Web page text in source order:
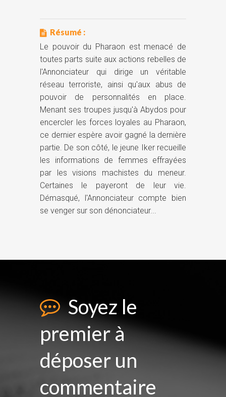
Résumé :
Le pouvoir du Pharaon est menacé de
toutes parts suite aux actions rebelles de
l'Annonciateur qui dirige un véritable
réseau terroriste, ainsi qu'aux abus de
pouvoir de personnalités en place.
Menant ses troupes jusqu'à Abydos pour
encercler les forces loyales au Pharaon,
ce dernier espère avoir gagné la dernière
partie. De son côté, le jeune Iker recueille
les informations de femmes effrayées
par les visions machistes du meneur.
Certaines le payeront de leur vie.
Démasqué, l'Annonciateur compte bien
se venger sur son dénonciateur...
Soyez le
premier à
déposer un
commentaire